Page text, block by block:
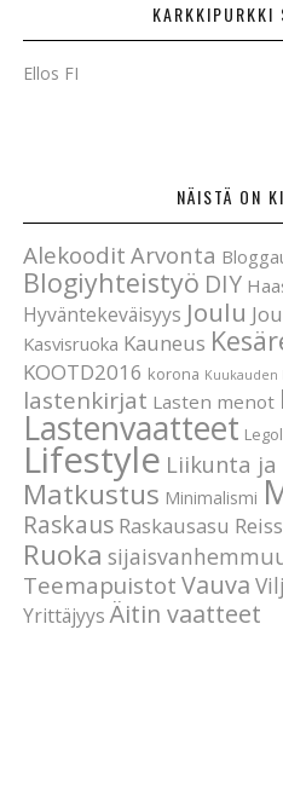
KARKKIPURKKI
Ellos FI
NÄISTÄ ON
Alekoodit Arvonta
Blogiyhteistyö DIY
Hyväntekeväisyys Joulu
Kasvisruoka Kauneus
KOOTD2016 korona
lastenkirjat Lasten menot
Lastenvaatteet
Lifestyle Liikunta
Matkustus Minimalismi
Raskaus Raskausasu
Ruoka
Teemapuistot Vauva
Yrittäjyys Äitin vaatteet